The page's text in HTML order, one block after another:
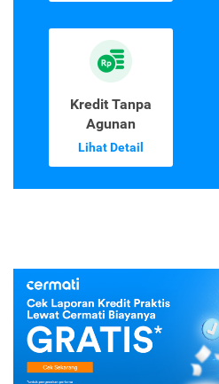
Kredit Tanpa
Agunan
Lihat Detail